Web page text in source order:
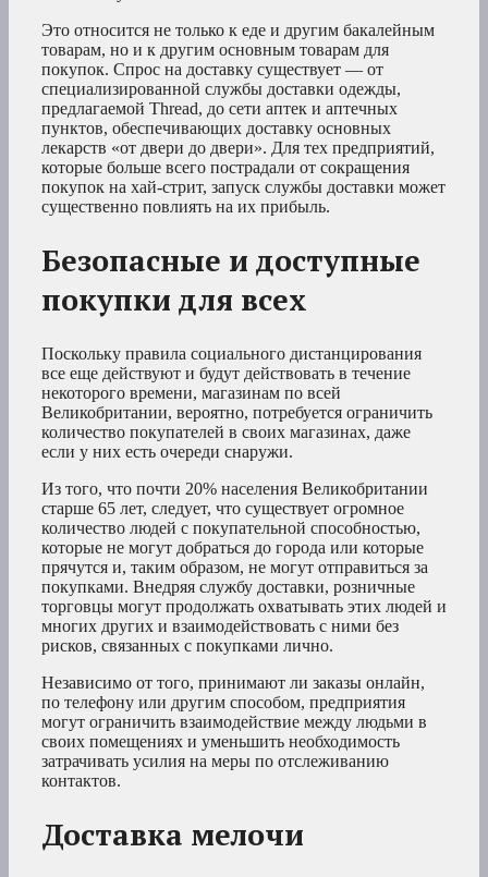
Это относится не только к еде и другим бакалейным
товарам, но и к другим основным товарам для
покупок. Спрос на доставку существует — от
специализированной службы доставки одежды,
предлагаемой Thread, до сети аптек и аптечных
пунктов, обеспечивающих доставку основных
лекарств «от двери до двери». Для тех предприятий,
которые больше всего пострадали от сокращения
покупок на хай-стрит, запуск службы доставки может
существенно повлиять на их прибыль.
Безопасные и доступные
покупки для всех
Поскольку правила социального дистанцирования
все еще действуют и будут действовать в течение
некоторого времени, магазинам по всей
Великобритании, вероятно, потребуется ограничить
количество покупателей в своих магазинах, даже
если у них есть очереди снаружи.
Из того, что почти 20% населения Великобритании
старше 65 лет, следует, что существует огромное
количество людей с покупательной способностью,
которые не могут добраться до города или которые
прячутся и, таким образом, не могут отправиться за
покупками. Внедряя службу доставки, розничные
торговцы могут продолжать охватывать этих людей и
многих других и взаимодействовать с ними без
рисков, связанных с покупками лично.
Независимо от того, принимают ли заказы онлайн,
по телефону или другим способом, предприятия
могут ограничить взаимодействие между людьми в
своих помещениях и уменьшить необходимость
затрачивать усилия на меры по отслеживанию
контактов.
Доставка мелочи